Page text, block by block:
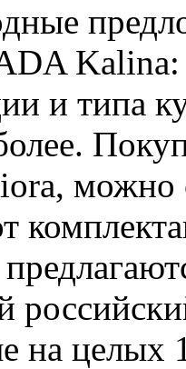
Kalina:
и типа
можно
на целых